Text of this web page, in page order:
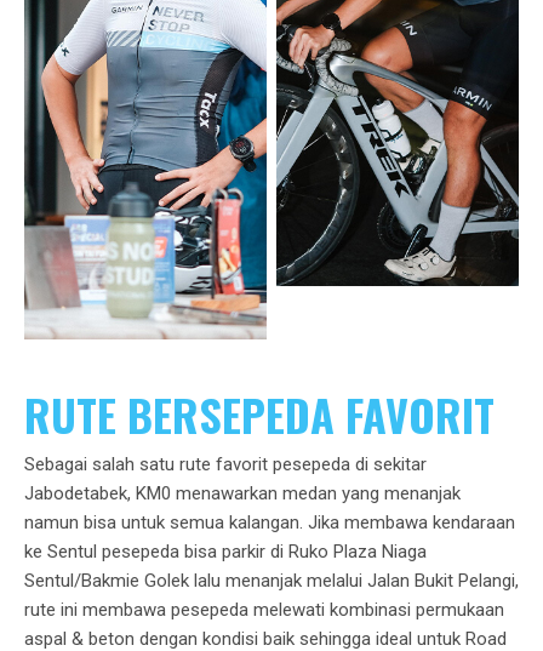
RUTE BERSEPEDA FAVORIT
Sebagai salah satu rute favorit pesepeda di sekitar
Jabodetabek, KM0 menawarkan medan yang menanjak
namun bisa untuk semua kalangan. Jika membawa kendaraan
ke Sentul pesepeda bisa parkir di Ruko Plaza Niaga
Sentul/Bakmie Golek lalu menanjak melalui Jalan Bukit Pelangi,
rute ini membawa pesepeda melewati kombinasi permukaan
aspal & beton dengan kondisi baik sehingga ideal untuk Road